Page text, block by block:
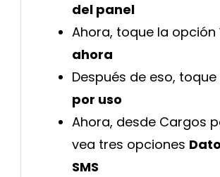
del panel
Ahora, toque la opción
ahora
Después de eso, toque
por uso
Ahora, desde Cargos
vea tres opciones
SMS